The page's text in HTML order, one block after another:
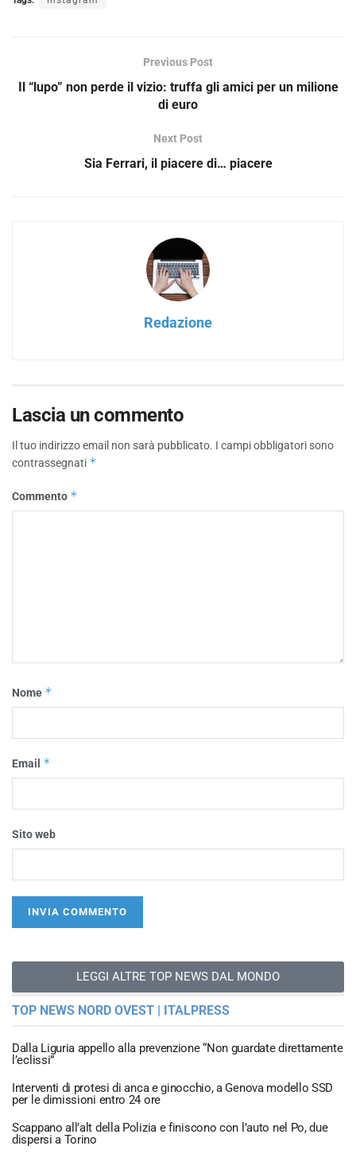
Previous Post
Il “lupo” non perde il vizio: truffa gli amici per un milione
di euro
Next Post
Sia Ferrari, il piacere di… piacere
Redazione
Lascia un commento
Il tuo indirizzo email non sarà pubblicato. I campi obbligatori sono
contrassegnati *
Commento *
Nome *
Email *
Sito web
LEGGI ALTRE TOP NEWS DAL MONDO
TOP NEWS NORD OVEST | ITALPRESS
Dalla Liguria appello alla prevenzione “Non guardate direttamente
l’eclissi”
Interventi di protesi di anca e ginocchio, a Genova modello SSD
per le dimissioni entro 24 ore
Scappano all’alt della Polizia e finiscono con l’auto nel Po, due
dispersi a Torino